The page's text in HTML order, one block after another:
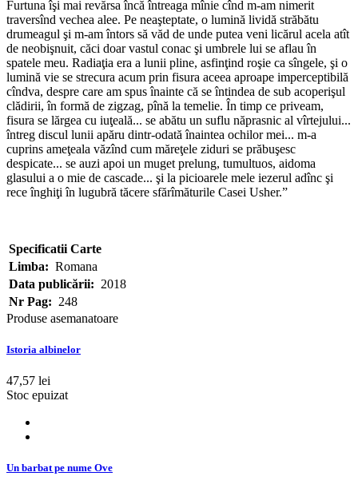
Furtuna îşi mai revărsa încă întreaga mînie cînd m-am nimerit
traversînd vechea alee. Pe neaşteptate, o lumină lividă străbătu
drumeagul şi m-am întors să văd de unde putea veni licărul acela atît
de neobişnuit, căci doar vastul conac şi umbrele lui se aflau în
spatele meu. Radiaţia era a lunii pline, asfinţind roşie ca sîngele, şi o
lumină vie se strecura acum prin fisura aceea aproape imperceptibilă
cîndva, despre care am spus înainte că se întindea de sub acoperişul
clădirii, în formă de zigzag, pînă la temelie. În timp ce priveam,
fisura se lărgea cu iuţeală... se abătu un suflu năprasnic al vîrtejului...
întreg discul lunii apăru dintr-odată înaintea ochilor mei... m-a
cuprins ameţeala văzînd cum măreţele ziduri se prăbuşesc
despicate... se auzi apoi un muget prelung, tumultuos, aidoma
glasului a o mie de cascade... şi la picioarele mele iezerul adînc şi
rece înghiţi în lugubră tăcere sfărîmăturile Casei Usher.”
Specificatii Carte
Limba: Romana
Data publicării: 2018
Nr Pag: 248
Produse asemanatoare
Istoria albinelor
47,57 lei
Stoc epuizat
Un barbat pe nume Ove